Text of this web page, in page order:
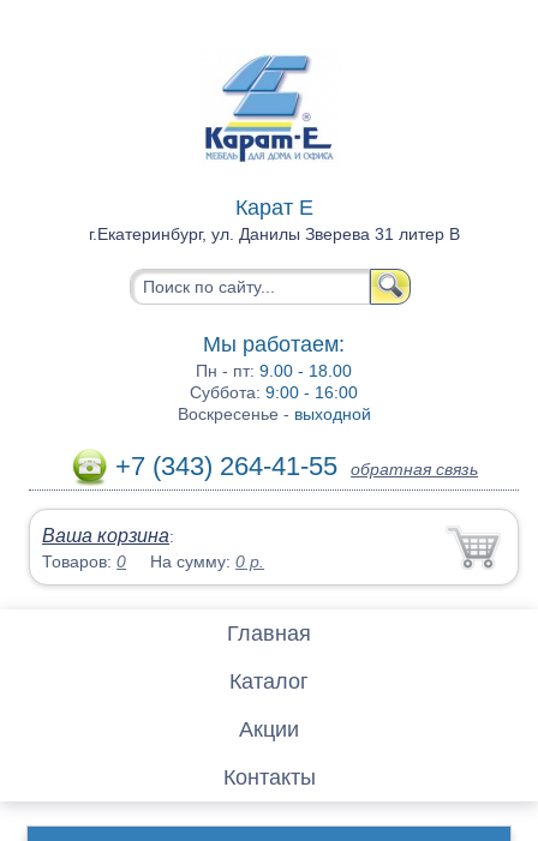
Карат Е
г.Екатеринбург, ул. Данилы Зверева 31 литер В
Мы работаем:
Пн - пт:9.00 - 18.00
Суббота:9:00 - 16:00
Воскресенье - выходной
+7 (343) 264-41-55 обратная связь
Ваша корзина:
Товаров:0 На сумму:0 р.
Главная
Каталог
Акции
Контакты